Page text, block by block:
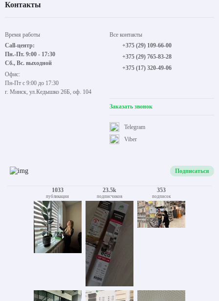
Контакты
Время работы
Call-центр:
Пн.-Пт. 9:00 - 17:30
Сб., Вс. выходной
Офис:
Пн-Пт с 9:00 до 17:30
г. Минск, ул.Кедышко 26Б, оф. 104
Все контакты
+375 (29) 109-66-00
+375 (29) 765-83-28
+375 (17) 320-49-06
Заказать звонок
Viber
Telegram
Подписаться
1033
публикации
23.5k
подписчиков
353
подписок